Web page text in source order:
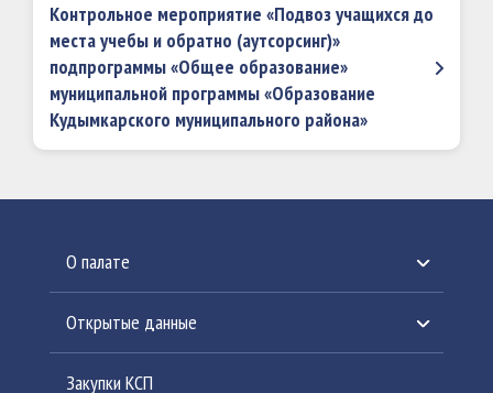
Контрольное мероприятие «Подвоз учащихся до
места учебы и обратно (аутсорсинг)»
подпрограммы «Общее образование»
муниципальной программы «Образование
Кудымкарского муниципального района»
О палате
История создания
Структура Палаты
Открытые данные
План работы
Закупки КСП